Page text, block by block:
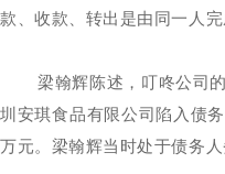
款、收款、转出是由同一人
梁翰辉陈述，叮咚公司
圳安琪食品有限公司陷入债
万元。梁翰辉当时处于债务